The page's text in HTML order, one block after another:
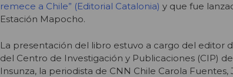
remece a Chile” (Editorial Catalonia) y que fue
Estación Mapocho.
La presentación del libro estuvo a cargo del editor
del Centro de Investigación y Publicaciones (CIP)
Insunza, la periodista de CNN Chile Carola